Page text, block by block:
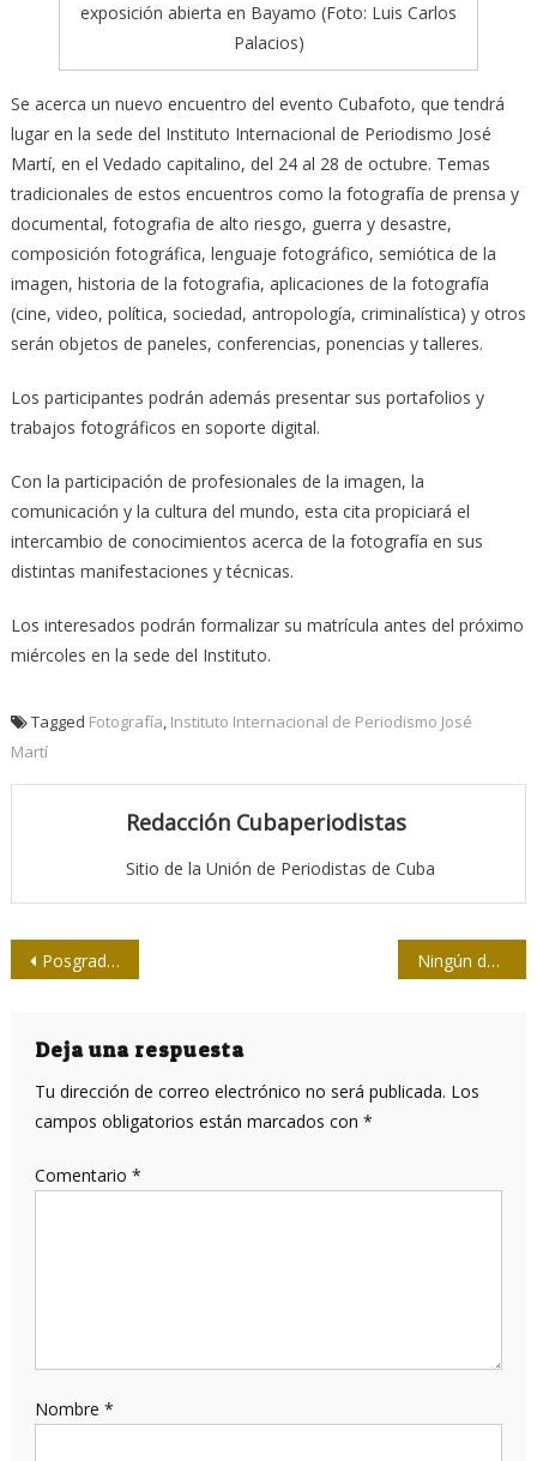
exposición abierta en Bayamo (Foto: Luis Carlos
Palacios)
Se acerca un nuevo encuentro del evento Cubafoto, que tendrá
lugar en la sede del Instituto Internacional de Periodismo José
Martí, en el Vedado capitalino, del 24 al 28 de octubre. Temas
tradicionales de estos encuentros como la fotografía de prensa y
documental, fotografia de alto riesgo, guerra y desastre,
composición fotográfica, lenguaje fotográfico, semiótica de la
imagen, historia de la fotografia, aplicaciones de la fotografía
(cine, video, política, sociedad, antropología, criminalística) y otros
serán objetos de paneles, conferencias, ponencias y talleres.
Los participantes podrán además presentar sus portafolios y
trabajos fotográficos en soporte digital.
Con la participación de profesionales de la imagen, la
comunicación y la cultura del mundo, esta cita propiciará el
intercambio de conocimientos acerca de la fotografía en sus
distintas manifestaciones y técnicas.
Los interesados podrán formalizar su matrícula antes del próximo
miércoles en la sede del Instituto.
Tagged Fotografía, Instituto Internacional de Periodismo José
Martí
Redacción Cubaperiodistas
Sitio de la Unión de Periodistas de Cuba
Navegación
entradas
Posgrado internacional La Nueva Radio Ningún detenido y mucho show
Deja una respuesta
Tu dirección de correo electrónico no será publicada. Los
campos obligatorios están marcados con *
Comentario *
Nombre *